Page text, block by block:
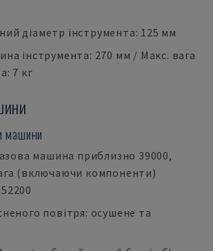
діаметр інструмента: 125 мм
інструмента: 270 мм / Макс. вага
7 кг
машини
машина приблизно 39000,
(включаючи компоненти)
повітря: осушене та